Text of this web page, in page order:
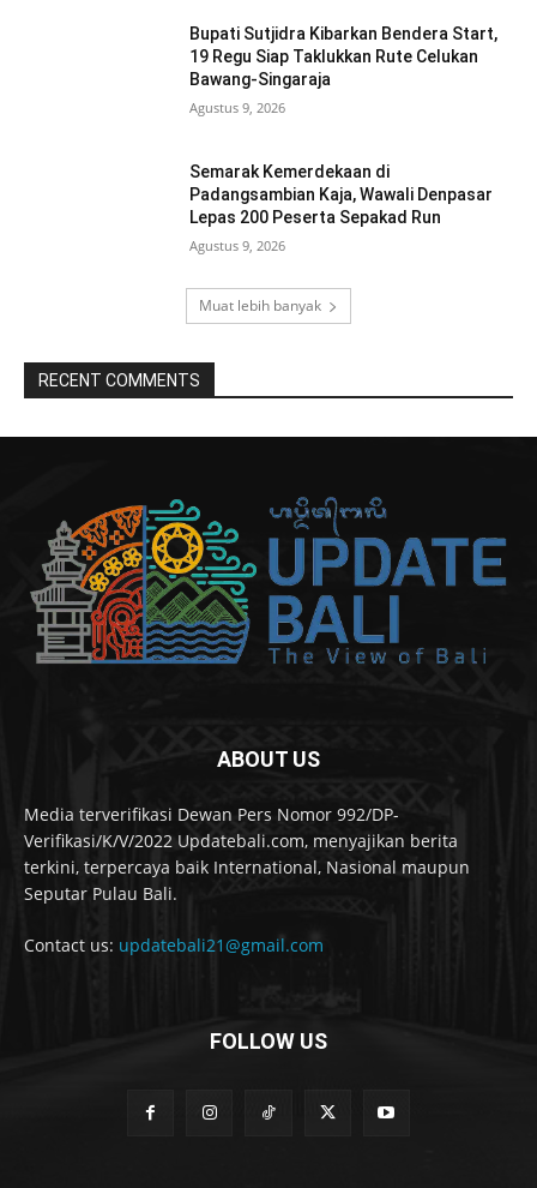
Bupati Sutjidra Kibarkan Bendera Start,
19 Regu Siap Taklukkan Rute Celukan
Bawang-Singaraja
Agustus 9, 2026
Semarak Kemerdekaan di
Padangsambian Kaja, Wawali Denpasar
Lepas 200 Peserta Sepakad Run
Agustus 9, 2026
Muat lebih banyak
RECENT COMMENTS
ABOUT US
Media terverifikasi Dewan Pers Nomor 992/DP-
Verifikasi/K/V/2022 Updatebali.com, menyajikan berita
terkini, terpercaya baik International, Nasional maupun
Seputar Pulau Bali.
Contact us: updatebali21@gmail.com
FOLLOW US